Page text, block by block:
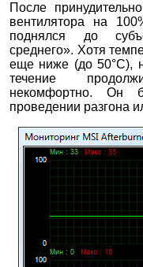
После
вентилятора на
поднялся до
среднего». Хотя
еще ниже (до 50°С),
течение
некомфортно. Он
проведении разгона